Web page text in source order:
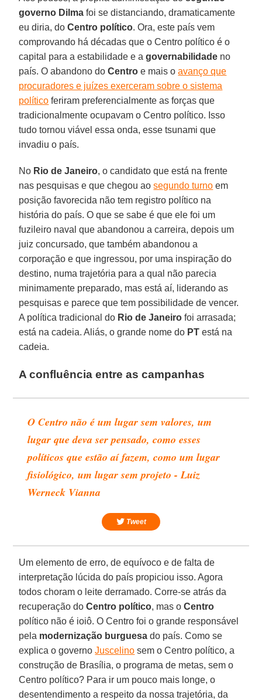
governo Dilma foi se distanciando, dramaticamente
eu diria, do Centro político. Ora, este país vem
comprovando há décadas que o Centro político é o
capital para a estabilidade e agovernabilidade no
país. O abandono doCentro e mais oavanço que
procuradores e juízes exerceram sobre o sistema
político feriram preferencialmente as forças que
tradicionalmente ocupavam o Centro político. Isso
tudo tornou viável essa onda, esse tsunami que
invadiu o país.
No Rio de Janeiro, o candidato que está na frente
nas pesquisas e que chegou aosegundo turno em
posição favorecida não tem registro político na
história do país. O que se sabe é que ele foi um
fuzileiro naval que abandonou a carreira, depois um
juiz concursado, que também abandonou a
corporação e que ingressou, por uma inspiração do
destino, numa trajetória para a qual não parecia
minimamente preparado, mas está aí, liderando as
pesquisas e parece que tem possibilidade de vencer.
A política tradicional do Rio de Janeiro foi arrasada;
está na cadeia. Aliás, o grande nome do PT está na
cadeia.
A confluência entre as campanhas
O Centro não é um lugar sem valores, um
lugar que deva ser pensado, como esses
políticos que estão aí fazem, como um lugar
fisiológico, um lugar sem projeto - Luiz
Werneck Vianna
Tweet
Um elemento de erro, de equívoco e de falta de
interpretação lúcida do país propiciou isso. Agora
todos choram o leite derramado. Corre-se atrás da
recuperação do Centro político, mas oCentro
político não é ioiô. O Centro foi o grande responsável
pela modernização burguesa do país. Como se
explica o governoJuscelino sem o Centro político, a
construção de Brasília, o programa de metas, sem o
Centro político? Para ir um pouco mais longe, o
desentendimento a respeito da nossa trajetória, da